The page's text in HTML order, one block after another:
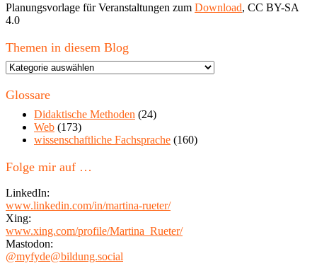
Planungsvorlage für Veranstaltungen zum Download, CC BY-SA
4.0
Themen in diesem Blog
Themen
diesem
Glossare
Didaktische Methoden (24)
Web (173)
wissenschaftliche Fachsprache (160)
Folge mir auf …
LinkedIn:
www.linkedin.com/in/martina-rueter/
Xing:
www.xing.com/profile/Martina_Rueter/
Mastodon:
@myfyde@bildung.social